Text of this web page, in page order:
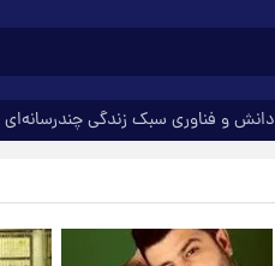
دانش و فناوری سبک زندگیچندرسانه‌ای